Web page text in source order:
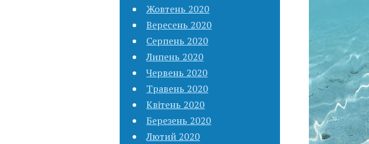
Жовтень 2020
Вересень 2020
Серпень 2020
Липень 2020
Червень 2020
Травень 2020
Квітень 2020
Березень 2020
Лютий 2020